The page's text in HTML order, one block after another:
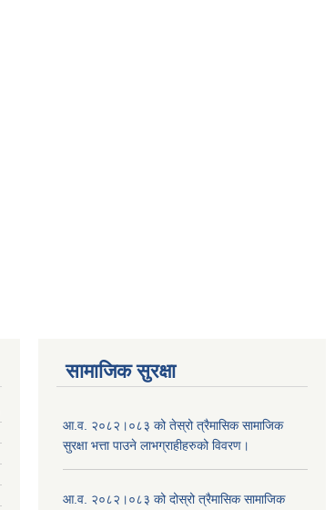
सामाजिक सुरक्षा
आ.व. २०८२।०८३ को तेस्रो त्रैमासिक सामाजिक
सुरक्षा भत्ता पाउने लाभग्राहीहरुको विवरण।
आ.व. २०८२।०८३ को दोस्रो त्रैमासिक सामाजिक